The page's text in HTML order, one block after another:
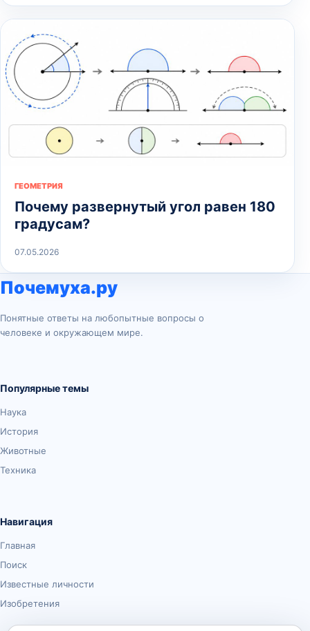
ГЕОМЕТРИЯ
Почему развернутый угол равен 180
градусам?
07.05.2026
Почемуха.ру
Понятные ответы на любопытные вопросы о
человеке и окружающем мире.
Популярные темы
Наука
История
Животные
Техника
Навигация
Главная
Поиск
Известные личности
Изобретения